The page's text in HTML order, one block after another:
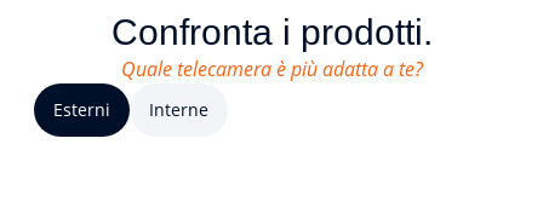
Confronta i prodotti.
Quale telecamera è più adatta a te?
Esterni Interne